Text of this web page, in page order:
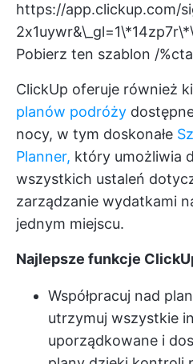
https://app.clickup.com/
Pobierz ten szablon /
ClickUp oferuje również
planów podróży
nocy, w tym doskonałe
Planner, który umożliwia
wszystkich ustaleń
zarządzanie wydatkami
jednym miejscu.
Najlepsze funkcje
Współpracuj nad
utrzymuj wszystkie
uporządkowane i